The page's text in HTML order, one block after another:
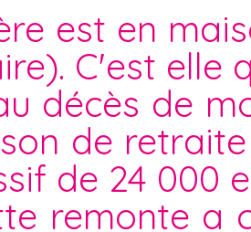
est en
C'est elle
décès de
de
de 24 000
remonte a